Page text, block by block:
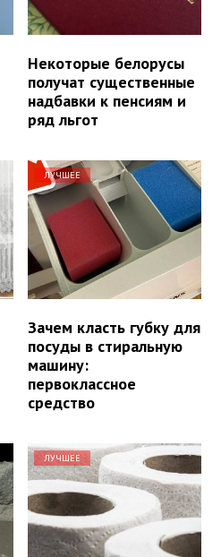
Некоторые белорусы
получат существенные
надбавки к пенсиям и
ряд льгот
ЛУЧШЕЕ
Зачем класть губку для
посуды в стиральную
машину:
первоклассное
средство
ЛУЧШЕЕ